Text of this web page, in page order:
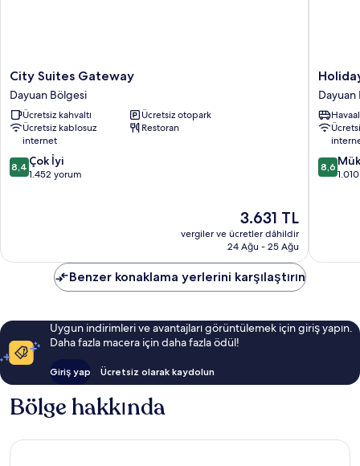
City
Suites
Gateway
Dayuan
Bölgesi
City Suites Gateway
Dayuan Bölgesi
Ücretsiz kahvaltı
Ücretsiz otopark
Ücretsiz kablosuz
internet
Restoran
10
üzerinden
8,4 Çok İyi
1.452 yorum
Güncel
fiyat:
3.631 TL
3.631 TL
vergiler ve ücretler dâhildir
24 Ağu - 25 Ağu
Holiday
Inn
Taoyuan
Airport
by
IHG
Dayuan
Bölgesi
Dayuan
10
8,6
Benzer konaklama yerlerini karşılaştırın
Uygun indirimleri ve avantajları görüntülemek için giriş yapın.
Daha fazla macera için daha fazla ödül!
Giriş yap Ücretsiz olarak kaydolun
Bölge hakkında